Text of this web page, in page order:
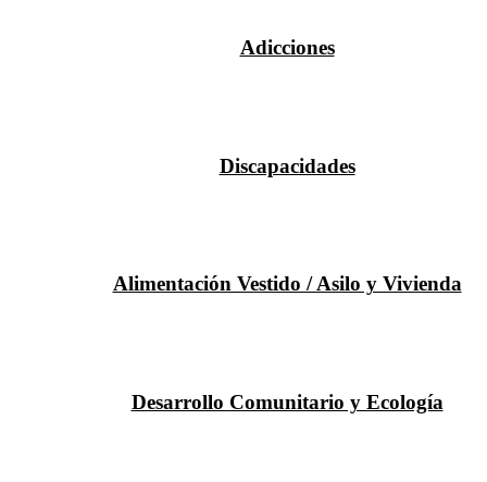
Adicciones
Discapacidades
Alimentación Vestido / Asilo y Vivienda
Desarrollo Comunitario y Ecología